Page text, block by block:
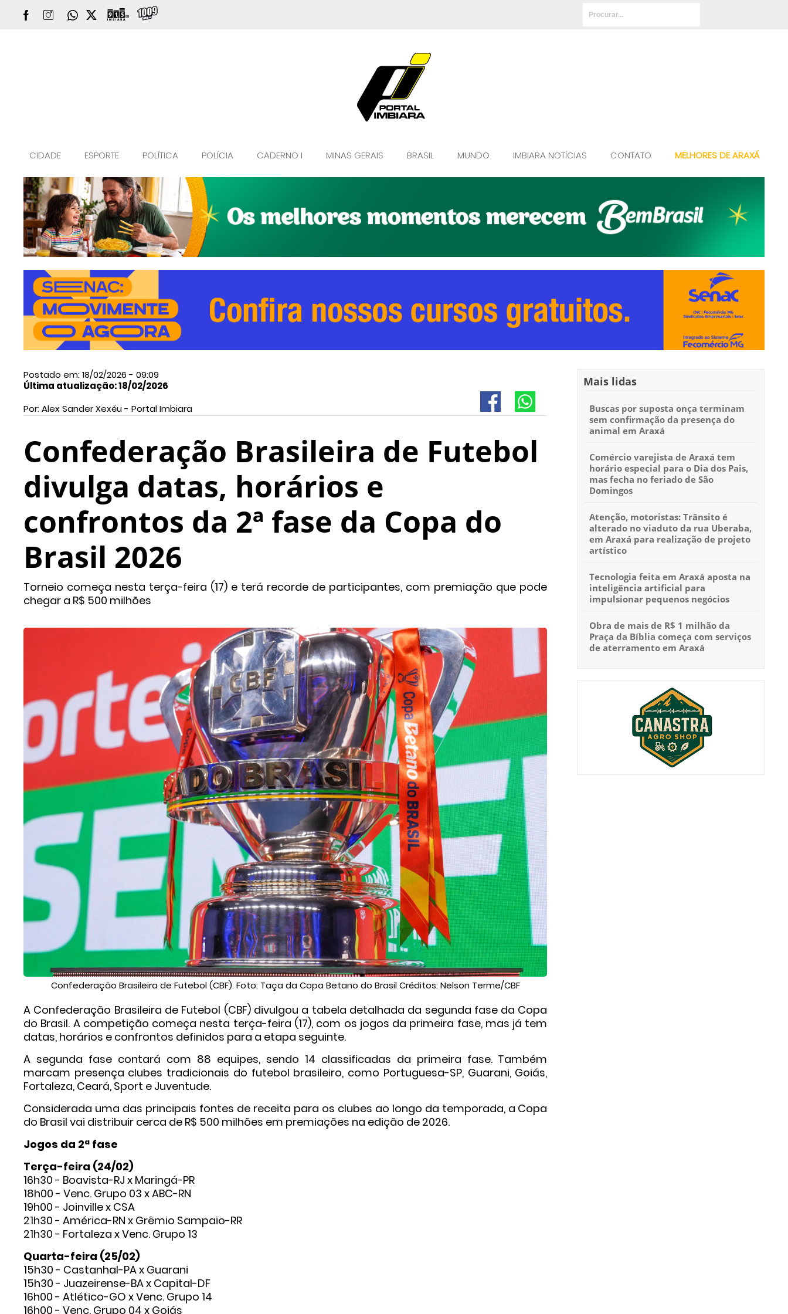
CIDADE ESPORTE POLÍTICA POLÍCIA CADERNO I MINAS GERAIS BRASIL MUNDO IMBIARA NOTÍCIAS CONTATO MELHORES DE ARAXÁ
Postado em: 18/02/2026 - 09:09
Última atualização: 18/02/2026
Por: Alex Sander Xexéu - Portal Imbiara
Confederação Brasileira de Futebol
divulga datas, horários e
confrontos da 2ª fase da Copa do
Brasil 2026
Torneio começa nesta terça-feira (17) e terá recorde de participantes, com premiação que pode
chegar a R$ 500 milhões
Confederação Brasileira de Futebol (CBF). Foto: Taça da Copa Betano do Brasil Créditos: Nelson Terme/CBF
A Confederação Brasileira de Futebol (CBF) divulgou a tabela detalhada da segunda fase da Copa
do Brasil. A competição começa nesta terça-feira (17), com os jogos da primeira fase, mas já tem
datas, horários e confrontos definidos para a etapa seguinte.
A segunda fase contará com 88 equipes, sendo 14 classificadas da primeira fase. Também
marcam presença clubes tradicionais do futebol brasileiro, como Portuguesa-SP, Guarani, Goiás,
Fortaleza, Ceará, Sport e Juventude.
Considerada uma das principais fontes de receita para os clubes ao longo da temporada, a Copa
do Brasil vai distribuir cerca de R$ 500 milhões em premiações na edição de 2026.
Jogos da 2ª fase
Terça-feira (24/02)
16h30 - Boavista-RJ x Maringá-PR
18h00 - Venc. Grupo 03 x ABC-RN
19h00 - Joinville x CSA
21h30 - América-RN x Grêmio Sampaio-RR
21h30 - Fortaleza x Venc. Grupo 13
Quarta-feira (25/02)
15h30 - Castanhal-PA x Guarani
15h30 - Juazeirense-BA x Capital-DF
16h00 - Atlético-GO x Venc. Grupo 14
16h00 - Venc. Grupo 04 x Goiás
Mais lidas
Buscas por suposta onça terminam
sem confirmação da presença do
animal em Araxá
Comércio varejista de Araxá tem
horário especial para o Dia dos Pais,
mas fecha no feriado de São
Domingos
Atenção, motoristas: Trânsito é
alterado no viaduto da rua Uberaba,
em Araxá para realização de projeto
artístico
Tecnologia feita em Araxá aposta na
inteligência artificial para
impulsionar pequenos negócios
Obra de mais de R$ 1 milhão da
Praça da Bíblia começa com serviços
de aterramento em Araxá